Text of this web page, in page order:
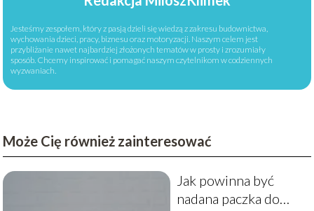
Jesteśmy zespołem, który z pasją dzieli się wiedzą z zakresu budownictwa,
wychowania dzieci, pracy, biznesu oraz motoryzacji. Naszym celem jest
przybliżanie nawet najbardziej złożonych tematów w prosty i zrozumiały
sposób. Chcemy inspirować i pomagać naszym czytelnikom w codziennych
wyzwaniach.
Może Cię również zainteresować
Jak powinna być
nadana paczka do